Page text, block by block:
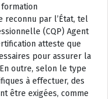
par l’État, tel
(CQP) Agent
atteste que
pour assurer la
outre, selon le type
à effectuer, des
être exigées, comme